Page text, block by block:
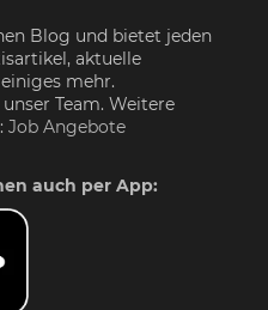
Blog und bietet jeden
aktuelle
mehr.
Team. Weitere
Job Angebote
auch per App: